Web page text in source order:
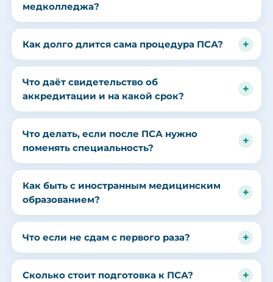
медколледжа?
Как долго длится сама процедура ПСА?
Что даёт свидетельство об
аккредитации и на какой срок?
Что делать, если после ПСА нужно
поменять специальность?
Как быть с иностранным медицинским
образованием?
Что если не сдам с первого раза?
Сколько стоит подготовка к ПСА?